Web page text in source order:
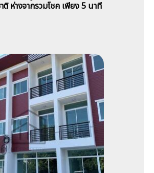
ติ ห่างจากรวมโชค เพียง 5 นาที